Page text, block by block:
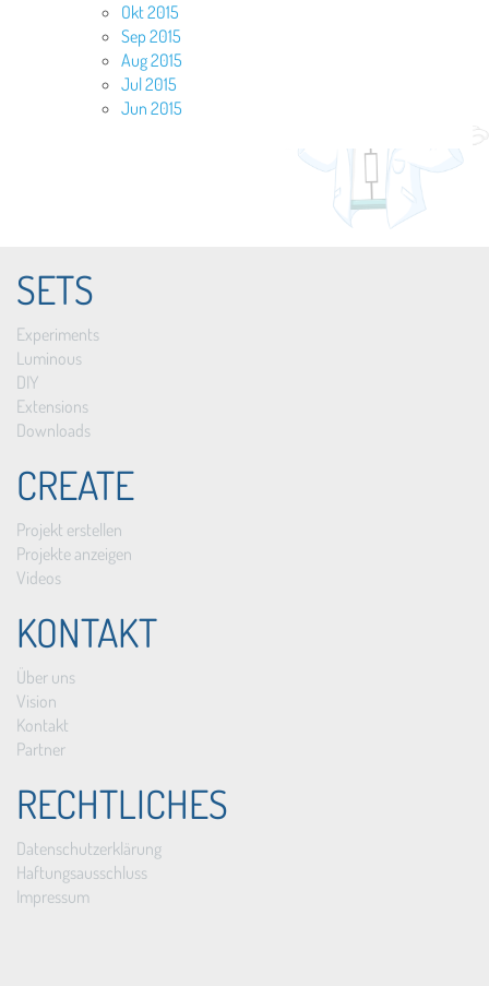
Okt 2015
Sep 2015
Aug 2015
Jul 2015
Jun 2015
SETS
Experiments
Luminous
DIY
Extensions
Downloads
CREATE
Projekt erstellen
Projekte anzeigen
Videos
KONTAKT
Über uns
Vision
Kontakt
Partner
RECHTLICHES
Datenschutzerklärung
Haftungsausschluss
Impressum